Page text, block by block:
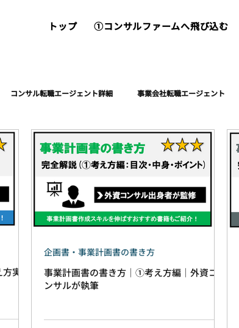
トップ ①コンサルファームへ飛び込む
コンサル転職エージェント詳細 事業会社転職エージェント
ルの資料実例 おすすめ書籍・備品
実例
事業計画書の書き方｜①考え方編｜外資コ
ンサルが執筆
企画書・事業計画書の書き方